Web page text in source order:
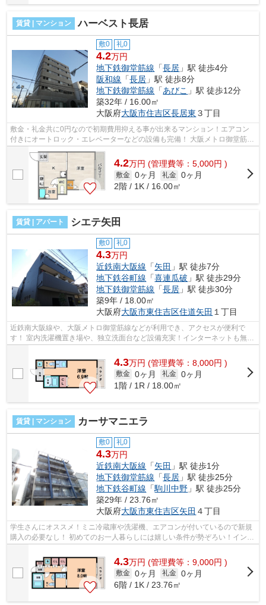
賃貸 | マンション ハーベスト長居
敷0 礼0
4.2万円
地下鉄御堂筋線 「長居 」駅 徒歩4分
阪和線 「長居 」駅 徒歩8分
地下鉄御堂筋線 「あびこ 」駅 徒歩12分
築32年 / 16.00㎡
大阪府大阪市住吉区長居東 ３丁目
敷金・礼金共に0円なので初期費用抑える事が出来るマンション！エアコン
付きにオートロック・エレベーターなどの設備も完備！ 大阪メトロ御堂筋
線・長居駅すぐ近くで交通の便も良いマ...
4.2万円 (管理費等：5,000円 )
敷金 0ヶ月 礼金 0ヶ月
2階 / 1K / 16.00㎡
賃貸 | アパート シエテ矢田
敷0 礼0
4.3万円
近鉄南大阪線 「矢田 」駅 徒歩7分
地下鉄谷町線 「喜連瓜破 」駅 徒歩29分
地下鉄御堂筋線 「長居 」駅 徒歩30分
築9年 / 18.00㎡
大阪府大阪市東住吉区住道矢田 １丁目
近鉄南大阪線や、大阪メトロ御堂筋線などが利用でき、アクセスが便利で
す！ 室内洗濯機置き場や、独立洗面台など設備充実！インターネットも無料
4.3万円 (管理費等：8,000円 )
敷金 0ヶ月 礼金 0ヶ月
1階 / 1R / 18.00㎡
賃貸 | マンション カーサマニエラ
敷0 礼0
4.3万円
近鉄南大阪線 「矢田 」駅 徒歩1分
地下鉄御堂筋線 「長居 」駅 徒歩25分
地下鉄谷町線 「駒川中野 」駅 徒歩25分
築29年 / 23.76㎡
大阪府大阪市東住吉区矢田 ４丁目
学生さんにオススメ！ミニ冷蔵庫や洗濯機、エアコンが付いているので新規
購入の必要なし！ 初めてのお一人暮らしには嬉しい条件が勢ぞろい！インタ
4.3万円 (管理費等：9,000円 )
敷金 0ヶ月 礼金 0ヶ月
6階 / 1K / 23.76㎡